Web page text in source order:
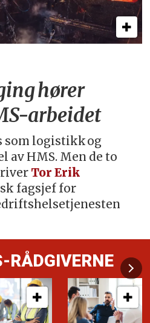
hører
arbeidet
som logistikk og
av HMS. Men de to
Tor Erik
fagsjef for